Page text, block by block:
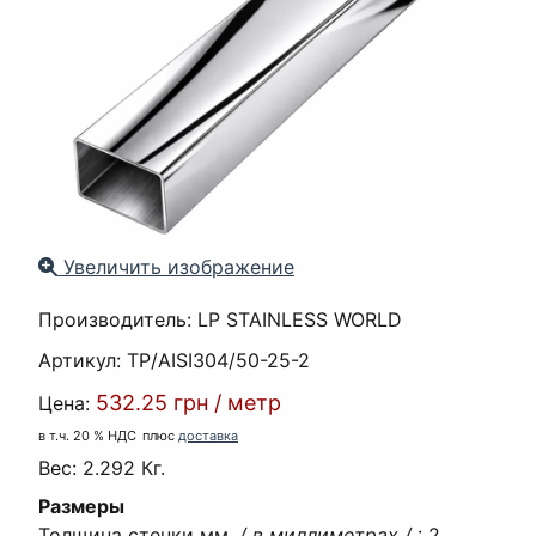
Увеличить изображение
Производитель: LP STAINLESS WORLD
Артикул: TP/AISI304/50-25-2
Цена: 532.25 грн / метр
в т.ч. 20 % НДС плюс доставка
Вес: 2.292 Кг.
Размеры